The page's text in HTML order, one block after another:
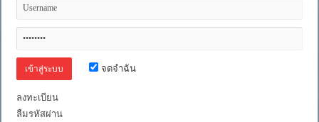
จดจำฉัน
ลงทะเบียน
ลืมรหัสผ่าน